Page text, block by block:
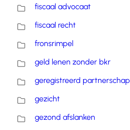
fiscaal advocaat
fiscaal recht
fronsrimpel
geld lenen zonder bkr
geregistreerd partnerschap
gezicht
gezond afslanken